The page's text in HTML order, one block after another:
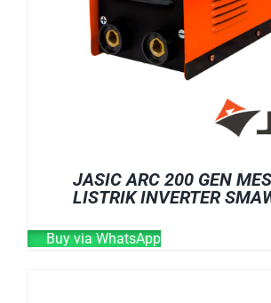
JASIC ARC 200 GEN
LISTRIK INVERTER
Buy via WhatsApp